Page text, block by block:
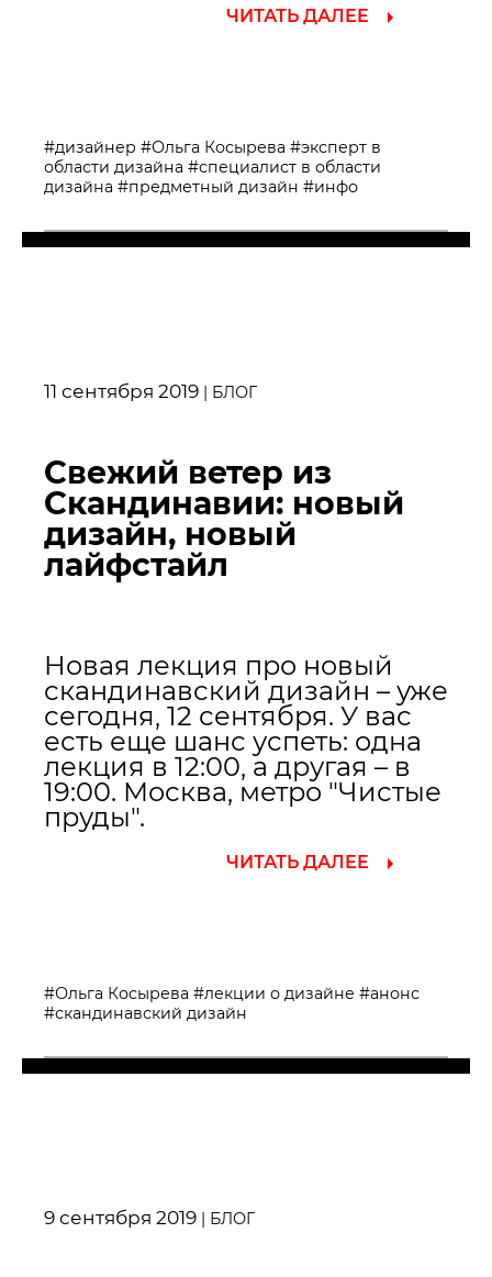
ЧИТАТЬ ДАЛЕЕ
#дизайнер #Ольга Косырева #эксперт в
области дизайна #специалист в области
дизайна #предметный дизайн #инфо
11 сентября 2019 | БЛОГ
Свежий ветер из
Скандинавии: новый
дизайн, новый
лайфстайл
Новая лекция про новый
скандинавский дизайн – уже
сегодня, 12 сентября. У вас
есть еще шанс успеть: одна
лекция в 12:00, а другая – в
19:00. Москва, метро "Чистые
пруды".
ЧИТАТЬ ДАЛЕЕ
#Ольга Косырева #лекции о дизайне #анонс
#скандинавский дизайн
9 сентября 2019 | БЛОГ